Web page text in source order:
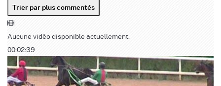
Trier par plus commentés
Aucune vidéo disponible actuellement.
00:02:39